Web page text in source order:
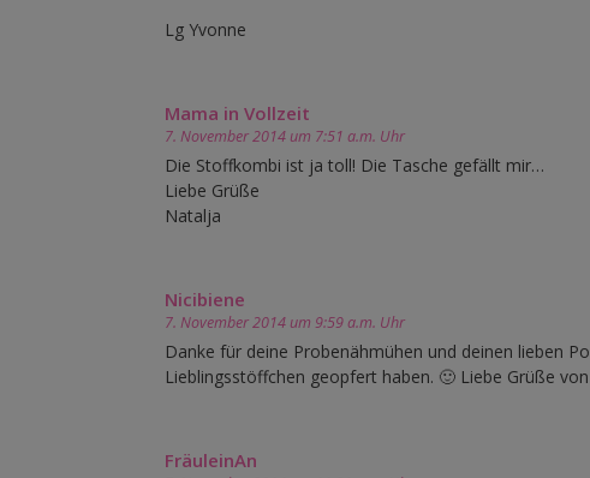
Lg Yvonne
Mama in Vollzeit
7. November 2014 um 7:51 a.m. Uhr
Die Stoffkombi ist ja toll! Die Tasche gefällt mir…
Liebe Grüße
Natalja
Nicibiene
7. November 2014 um 9:59 a.m. Uhr
Danke für deine Probenähmühen und deinen lieben
Lieblingsstöffchen geopfert haben. 🙂 Liebe Grüße
FräuleinAn